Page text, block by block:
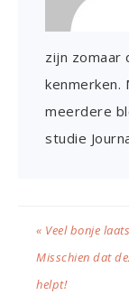
zijn zomaar
meerdere
studie
« Veel bonje
Misschien dat
helpt!